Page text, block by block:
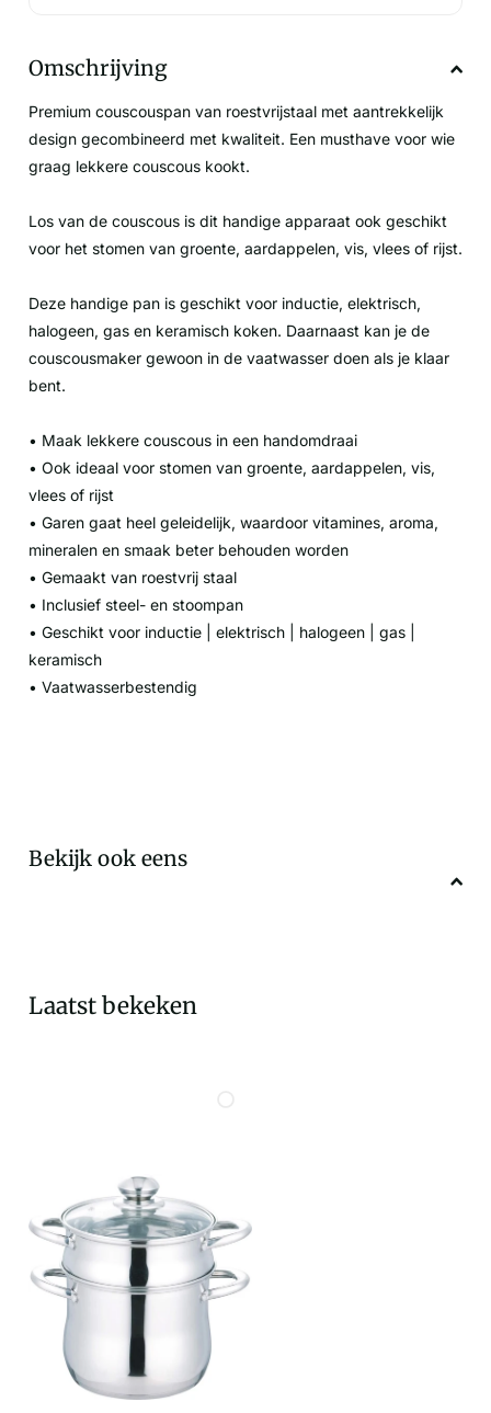
Omschrijving
Premium couscouspan van roestvrijstaal met aantrekkelijk
design gecombineerd met kwaliteit. Een musthave voor wie
graag lekkere couscous kookt.
Los van de couscous is dit handige apparaat ook geschikt
voor het stomen van groente, aardappelen, vis, vlees of rijst.
Deze handige pan is geschikt voor inductie, elektrisch,
halogeen, gas en keramisch koken. Daarnaast kan je de
couscousmaker gewoon in de vaatwasser doen als je klaar
bent.
• Maak lekkere couscous in een handomdraai
• Ook ideaal voor stomen van groente, aardappelen, vis,
vlees of rijst
• Garen gaat heel geleidelijk, waardoor vitamines, aroma,
mineralen en smaak beter behouden worden
• Gemaakt van roestvrij staal
• Inclusief steel- en stoompan
• Geschikt voor inductie | elektrisch | halogeen | gas |
keramisch
• Vaatwasserbestendig
Bekijk ook eens
Laatst bekeken